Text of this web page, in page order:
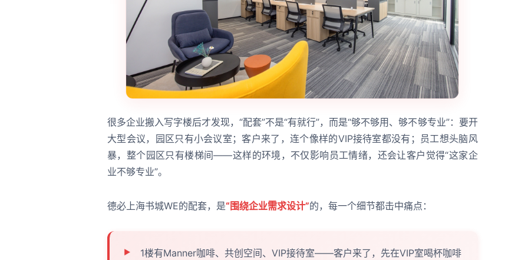
很多企业搬入写字楼后才发现，“配套”不是“有就行”，而是“够不够用、够不够专业”：要开
大型会议，园区只有小会议室；客户来了，连个像样的VIP接待室都没有；员工想头脑风
暴，整个园区只有楼梯间——这样的环境，不仅影响员工情绪，还会让客户觉得“这家企
业不够专业”。
德必上海书城WE的配套，是“围绕企业需求设计”的，每一个细节都击中痛点：
1楼有Manner咖啡、共创空间、VIP接待室——客户来了，先在VIP室喝杯咖啡